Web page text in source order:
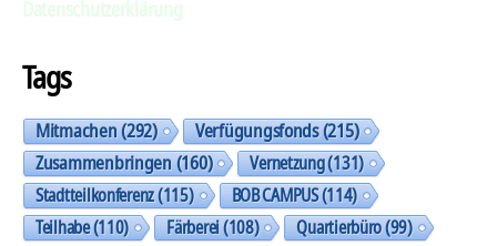
Tags
Mitmachen(292) Verfügungsfonds(215)
Zusammenbringen(160) Vernetzung(131)
Stadtteilkonferenz(115) BOB CAMPUS(114)
Teilhabe(110) Färberei(108) Quartierbüro(99)